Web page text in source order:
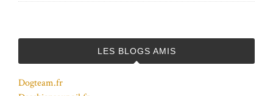
LES BLOGS AMIS
Dogteam.fr